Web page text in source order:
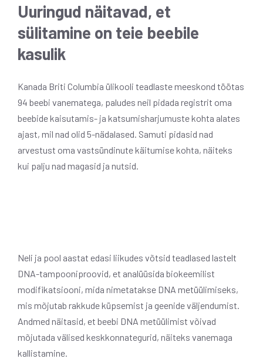
Uuringud näitavad, et
sülitamine on teie beebile
kasulik
Kanada Briti Columbia ülikooli teadlaste meeskond töötas
94 beebi vanematega, paludes neil pidada registrit oma
beebide kaisutamis- ja katsumisharjumuste kohta alates
ajast, mil nad olid 5-nädalased. Samuti pidasid nad
arvestust oma vastsündinute käitumise kohta, näiteks
kui palju nad magasid ja nutsid.
Neli ja pool aastat edasi liikudes võtsid teadlased lastelt
DNA-tampooniproovid, et analüüsida biokeemilist
modifikatsiooni, mida nimetatakse DNA metüülimiseks,
mis mõjutab rakkude küpsemist ja geenide väljendumist.
Andmed näitasid, et beebi DNA metüülimist võivad
mõjutada välised keskkonnategurid, näiteks vanemaga
kallistamine.